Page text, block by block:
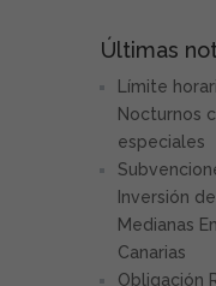
Últimas
Límite
Nocturnos
especiales
Inversión
Medianas
Canarias
Obligación